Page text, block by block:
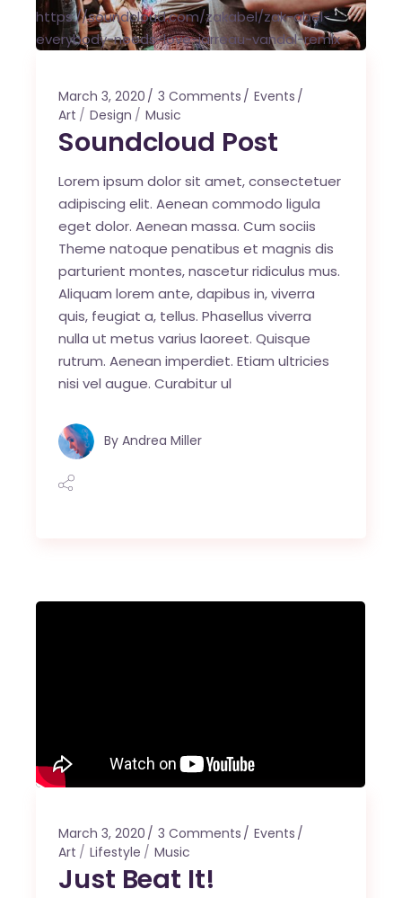
https://soundcloud.com/zakabel/zak-abel-
everybody-needs-love-jarreau-vandal-remix
March 3, 2020 3 Comments
Events
Art
Design Music
Soundcloud Post
Lorem ipsum dolor sit amet, consectetuer
adipiscing elit. Aenean commodo ligula
eget dolor. Aenean massa. Cum sociis
Theme natoque penatibus et magnis dis
parturient montes, nascetur ridiculus mus.
Aliquam lorem ante, dapibus in, viverra
quis, feugiat a, tellus. Phasellus viverra
nulla ut metus varius laoreet. Quisque
rutrum. Aenean imperdiet. Etiam ultricies
nisi vel augue. Curabitur ul
By Andrea Miller
March 3, 2020 3 Comments
Events
Art
Lifestyle Music
Just Beat It!